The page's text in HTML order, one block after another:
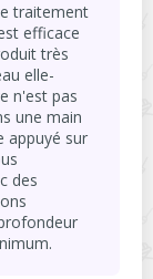
traitement
efficace
très
elle-
n'est pas
une main
appuyé sur
des